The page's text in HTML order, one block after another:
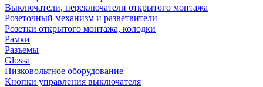
Выключатели, переключатели открытого монтажа
Розеточный механизм и разветвители
Розетки открытого монтажа, колодки
Рамки
Разъемы
Glossa
Низковольтное оборудование
Кнопки управления выключателя